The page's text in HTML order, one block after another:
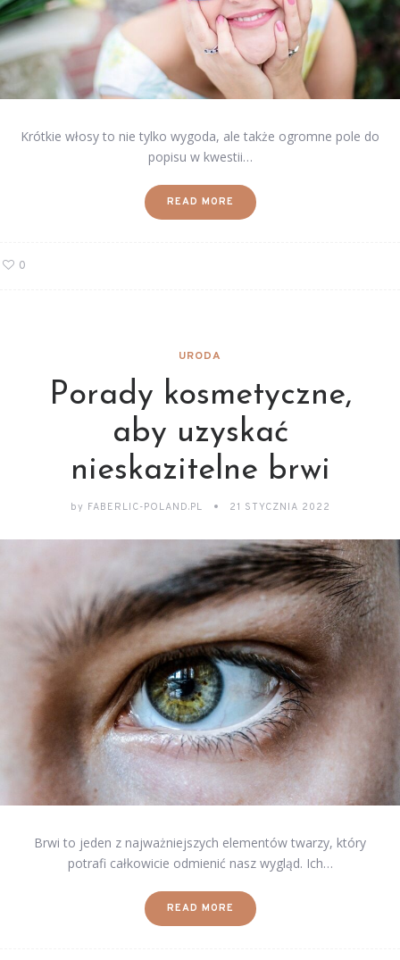
Krótkie włosy to nie tylko wygoda, ale także ogromne pole do
popisu w kwestii…
READ MORE
0
URODA
Porady kosmetyczne,
aby uzyskać
nieskazitelne brwi
by FABERLIC-POLAND.PL 21 STYCZNIA 2022
Brwi to jeden z najważniejszych elementów twarzy, który
potrafi całkowicie odmienić nasz wygląd. Ich…
READ MORE